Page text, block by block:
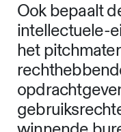
Ook bepaalt
intellectuele-
het